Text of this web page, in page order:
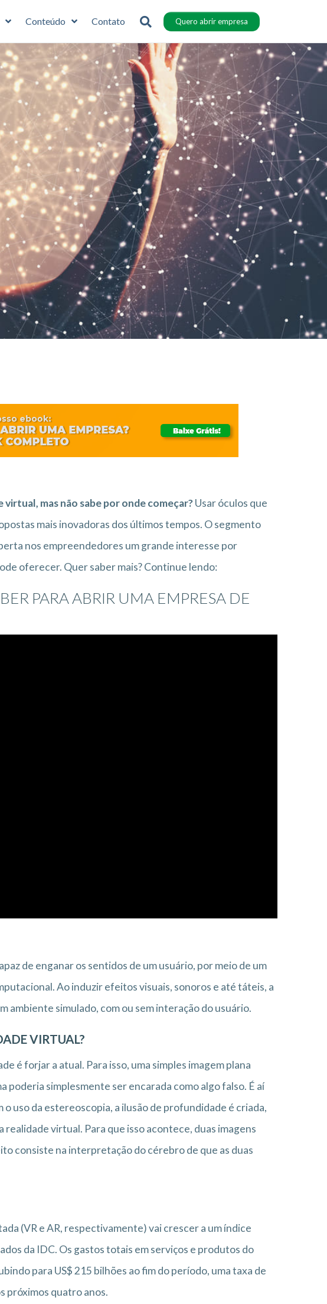
Conteúdo Contato Quero abrir empresa
virtual, mas não sabe por onde começar?Usar óculos que
mais inovadoras dos últimos tempos. O segmento
nos empreendedores um grande interesse por
oferecer. Quer saber mais? Continue lendo:
PARA ABRIR UMA EMPRESA DE
de enganar os sentidos de um usuário, por meio de um
Ao induzir efeitos visuais, sonoros e até táteis, a
ambiente simulado, com ou sem interação do usuário.
VIRTUAL?
é forjar a atual. Para isso, uma simples imagem plana
poderia simplesmente ser encarada como algo falso. É aí
uso da estereoscopia, a ilusão de profundidade é criada,
virtual. Para que isso acontece, duas imagens
consiste na interpretação do cérebro de que as duas
(VR e AR, respectivamente) vai crescer a um índice
da IDC. Os gastos totais em serviços e produtos do
para US$ 215 bilhões ao fim do período, uma taxa de
próximos quatro anos.